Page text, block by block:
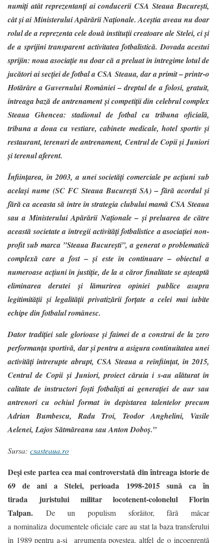
numiți atât reprezentanți ai conducerii CSA Steaua București,
cât și ai Ministerului Apărării Naționale. Aceștia aveau nu doar
rolul de a reprezenta cele două instituții creatoare ale Stelei, ci și
de a sprijini transparent activitatea fotbalistică. Dovada acestui
sprijin: noua asociație nu doar că a preluat în întregime lotul de
jucători ai secției de fotbal a CSA Steaua, dar a primit – printr-o
Hotărâre a Guvernului României – dreptul de a folosi, gratuit,
întreaga bază de antrenament și competiții din celebrul complex
Steaua Ghencea: stadionul de fotbal cu tribuna oficială,
tribuna a doua cu vestiare, cabinete medicale, hotel sportiv și
restaurant, terenuri de antrenament, Centrul de Copii și Juniori
și terenul aferent.
Înființarea, în 2003, a unei societăți comerciale pe acțiuni sub
același nume (SC FC Steaua București SA) – fără acordul și
fără ca aceasta să intre în strategia clubului mamă CSA Steaua
sau a Ministerului Apărării Naționale – și preluarea de către
această societate a întregii activități fotbalistice a asociației non-
profit sub marca ”Steaua București”, a generat o problematică
complexă care a fost – și este în continuare – obiectul a
numeroase acțiuni în justiție, de la a căror finalitate se așteaptă
eliminarea derutei și lămurirea opiniei publice asupra
legitimității și legalității privatizării forțate a celei mai iubite
echipe din fotbalul românesc.
Dator tradiției sale glorioase și faimei de a construi de la zero
performanța sportivă, dar și pentru a asigura continuitatea unei
activități întrerupte abrupt, CSA Steaua a reînființat, în 2015,
Centrul de Copii și Juniori, proiect căruia i s-au alăturat în
calitate de instructori foști fotbaliști ai generației de aur sau
antrenori cu ochiul format în depistarea talentelor precum
Adrian Bumbescu, Radu Troi, Teodor Anghelini, Vasile
Aelenei, Lajos Sătmăreanu sau Anton Doboș.”
Sursa: csasteaua.ro
Deși este partea cea mai controverstată din întreaga istorie de
69 de ani a Stelei, perioada 1998-2015 sună ca în
tirada juristului militar locotenent-colonelul Florin
Talpan. De un populism sforăitor, fără măcar
a nominaliza documentele oficiale care au stat la baza transferului
în 1989 pentru a-și argumenta povestea, altfel de o incoenrență